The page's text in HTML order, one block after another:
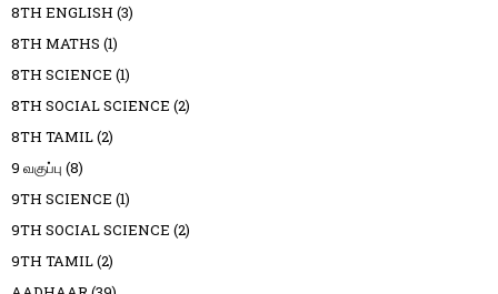
8TH ENGLISH (3)
8TH MATHS (1)
8TH SCIENCE (1)
8TH SOCIAL SCIENCE (2)
8TH TAMIL(2)
9 வகுப்பு (8)
9TH SCIENCE (1)
9TH SOCIAL SCIENCE (2)
9TH TAMIL(2)